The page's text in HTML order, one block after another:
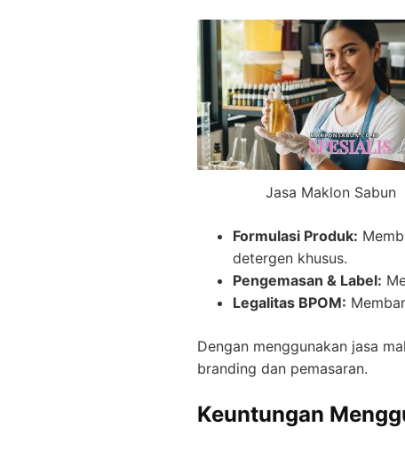
Jasa Maklon Sabun
Formulasi Produk:
detergen khusus.
Pengemasan & Label:
Legalitas BPOM:
Dengan menggunakan jasa
branding dan pemasaran.
Keuntungan